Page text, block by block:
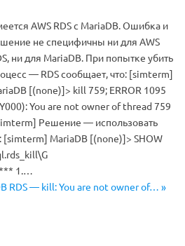
AWS RDS с MariaDB. Ошибка и
не специфичны ни для AWS
ни для MariaDB. При попытке убить
— RDS сообщает, что: [simterm]
[(none)]> kill 759; ERROR 1095
You are not owner of thread 759
Решение — использовать
[simterm] MariaDB [(none)]> SHOW
1.…
RDS — kill: You are not owner of… »